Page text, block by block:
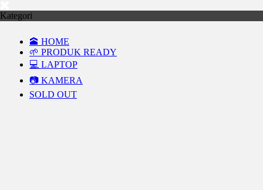
Kategori
🕋 HOME
🌱 PRODUK READY
💻 LAPTOP
📷 KAMERA
SOLD OUT